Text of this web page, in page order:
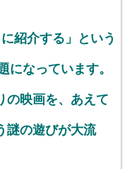
紹介する」という
なっています。
の映画を、あえて
謎の遊びが大流